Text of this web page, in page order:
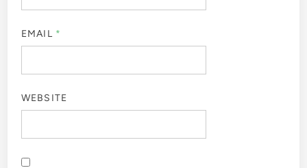
EMAIL *
WEBSITE